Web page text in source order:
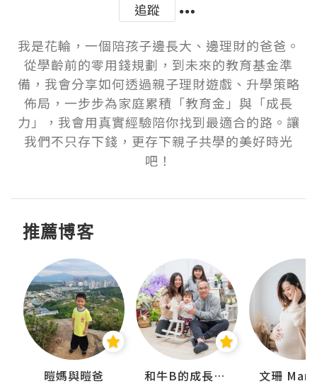
追蹤
我是花輪，一個陪孩子邊長大、邊理財的爸爸。
從學齡前的零用錢規劃，到未來的教育基金準
備，我會分享如何透過親子理財遊戲、升學策略
佈局，一步步為家庭累積「教育金」與「成長
力」，我會用真實經驗陪你找到最適合的路。讓
我們不只存下錢，更存下親子共學的美好時光
吧！
推薦博客
暟媽與暟爸 和牛B的成長日記 文珊